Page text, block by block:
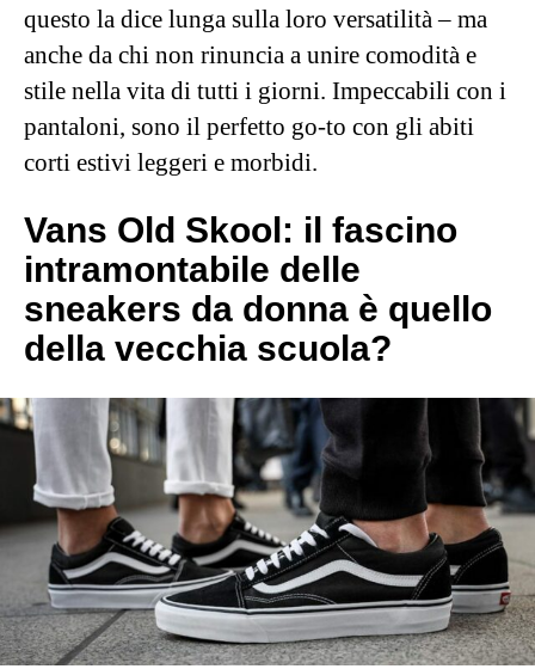
questo la dice lunga sulla loro versatilità – ma
anche da chi non rinuncia a unire comodità e
stile nella vita di tutti i giorni. Impeccabili con i
pantaloni, sono il perfetto go-to con gli abiti
corti estivi leggeri e morbidi.
Vans Old Skool: il fascino
intramontabile delle
sneakers da donna è quello
della vecchia scuola?